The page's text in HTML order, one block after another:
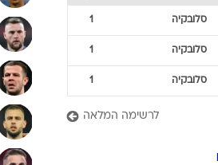
סלובקיה 1
סלובקיה 1
סלובקיה 1
לרשימה המלאה